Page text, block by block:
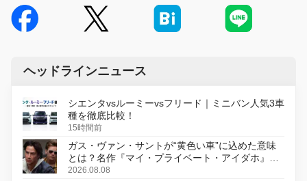
ヘッドラインニュース
シエンタvsルーミーvsフリード｜ミニバン人気3車
種を徹底比較！
15時間前
ガス・ヴァン・サントが“黄色い車”に込めた意味
とは？名作『マイ・プライベート・アイダホ』が
初のデジタルリマスター版で復活
2026.08.08